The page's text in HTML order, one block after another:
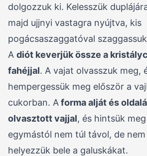
dolgozzuk ki. Kelesszük
majd ujjnyi vastagra nyújtva, kis
pogácsaszaggatóval
A diót keverjük össze a
fahéjjal. A vajat olvasszuk meg,
hempergessük meg először a
cukorban. Aforma alját és
olvasztott vajjal, és hintsük
egymástól nem túl távol, de
helyezzük bele a galuskákat.